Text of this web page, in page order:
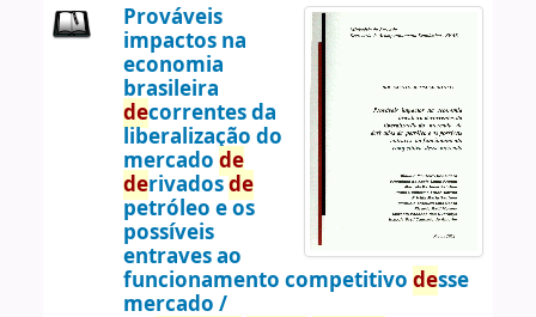
Prováveis
impactos na
economia
brasileira
decorrentes da
liberalização do
mercado de
derivadosde
petróleo e os
possíveis
entraves ao
funcionamento competitivo desse
mercado /